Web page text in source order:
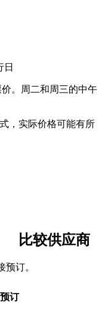
日
。周二和周三的中午
，实际价格可能有所
比较供应商
订。
预订